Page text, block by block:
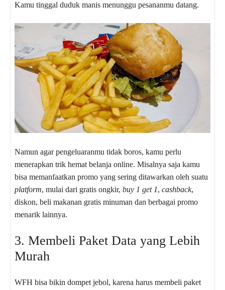
Kamu tinggal duduk manis menunggu pesananmu datang.
Namun agar pengeluaranmu tidak boros, kamu perlu
menerapkan trik hemat belanja online. Misalnya saja kamu
bisa memanfaatkan promo yang sering ditawarkan oleh suatu
platform, mulai dari gratis ongkir, buy 1 get 1, cashback,
diskon, beli makanan gratis minuman dan berbagai promo
menarik lainnya.
3. Membeli Paket Data yang Lebih
Murah
WFH bisa bikin dompet jebol, karena harus membeli paket